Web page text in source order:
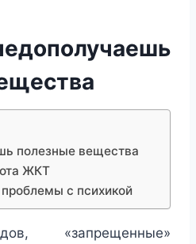
полезные вещества
ЖКТ
с психикой
«запрещенные»